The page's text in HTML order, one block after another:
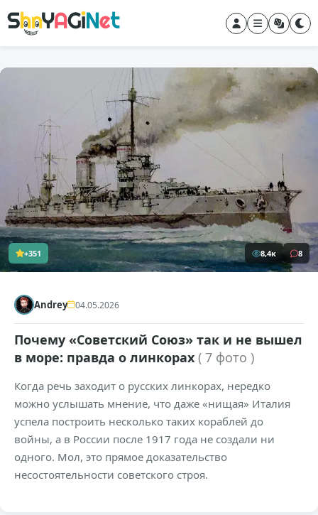
+351 8,4к 8
Andrey 04.05.2026
Почему «Советский Союз» так и не вышел
в море: правда о линкорах ( 7 фото )
Когда речь заходит о русских линкорах, нередко
можно услышать мнение, что даже «нищая» Италия
успела построить несколько таких кораблей до
войны, а в России после 1917 года не создали ни
одного. Мол, это прямое доказательство
несостоятельности советского строя.